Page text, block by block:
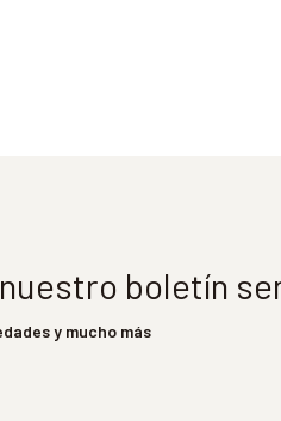
boletín
y mucho más